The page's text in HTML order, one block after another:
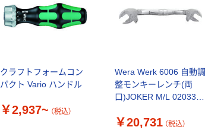
クラフトフォームコン
パクト Vario ハンドル
￥2,937~ （税込）
Wera Werk 6006 自動調
整モンキーレンチ(両
口)JOKER M/L 020331
￥20,731 （税込）